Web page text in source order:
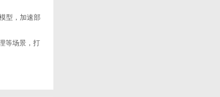
型，加速部
等场景，打